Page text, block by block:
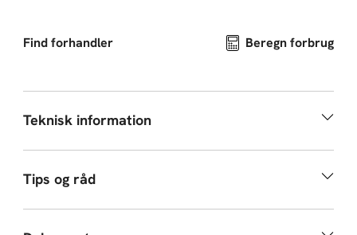
Find forhandler Beregn forbrug
Teknisk information
Tips og råd